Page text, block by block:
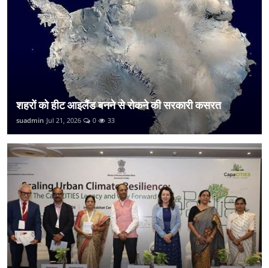
शहरों को हीट आइलैंड बनने से रोकने की सरकारी कसरत
suadmin Jul 21, 2026 0 33